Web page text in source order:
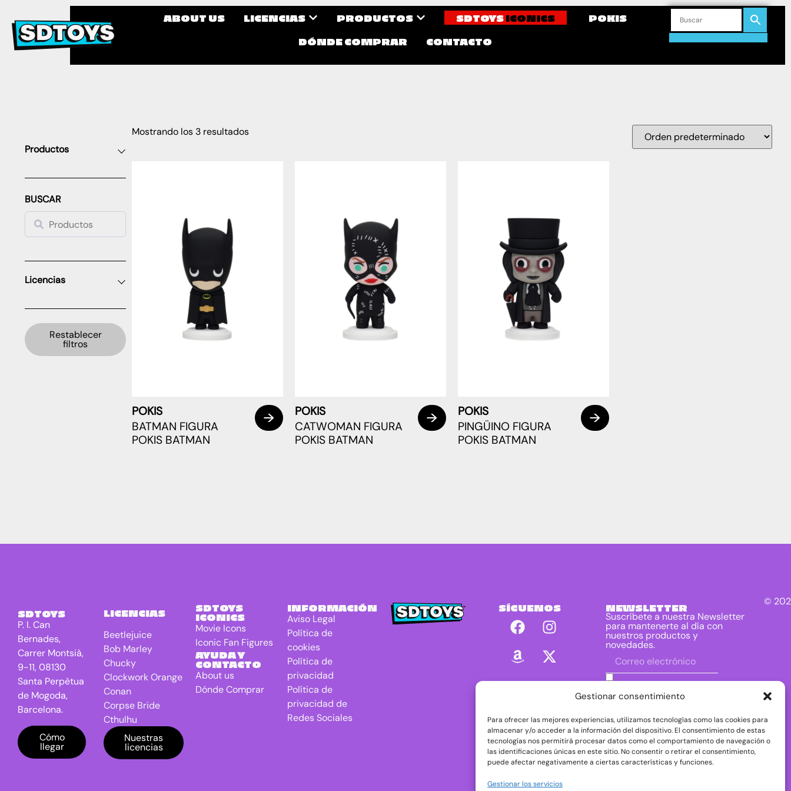
Gestionar consentimiento
Para ofrecer las mejores experiencias, utilizamos tecnologías como las cookies para
almacenar y/o acceder a la información del dispositivo. El consentimiento de estas
tecnologías nos permitirá procesar datos como el comportamiento de navegación o
las identificaciones únicas en este sitio. No consentir o retirar el consentimiento,
puede afectar negativamente a ciertas características y funciones.
Gestionar los servicios
ABOUT US LICENCIAS PRODUCTOS SDTOYS ICONICS
POKIS
DÓNDE COMPRAR
CONTACTO
Productos
BUSCAR
Licencias
Restablecer
filtros
Mostrando los 3 resultados
POKIS
BATMAN FIGURA
POKIS BATMAN
POKIS
CATWOMAN FIGURA
POKIS BATMAN
POKIS
PINGÜINO FIGURA
POKIS BATMAN
SDTOYS
P. I. Can
Bernades,
Carrer Montsià,
9-11, 08130
Santa Perpètua
de Mogoda,
Barcelona.
Cómo
llegar
LICENCIAS
Beetlejuice
Bob Marley
Chucky
Clockwork Orange
Conan
Corpse Bride
Cthulhu
DC Universe
Batman
Dragon Ball
Nuestras
licencias
SDTOYS
ICONICS
Movie Icons
Iconic Fan Figures
AYUDA Y
CONTACTO
About us
Dónde Comprar
INFORMACIÓN
Aviso Legal
Política de
cookies
Política de
privacidad
Política de
privacidad de
Redes Sociales
SÍGUENOS NEWSLETTER
Suscríbete a nuestra Newsletter
para mantenerte al día con
nuestros productos y
novedades.
contenidas en la política de privacidad
sobre el tratamiento de mis datos para
DIRAC DIST, S.L. como responsable del
tratamiento tratará tus datos con la finalidad de
dar respuesta a tu consulta o petición. Puedes
acceder, rectificar y suprimir tus datos, así como
ejercer otros derechos consultando la
información adicional y detallada sobre
©